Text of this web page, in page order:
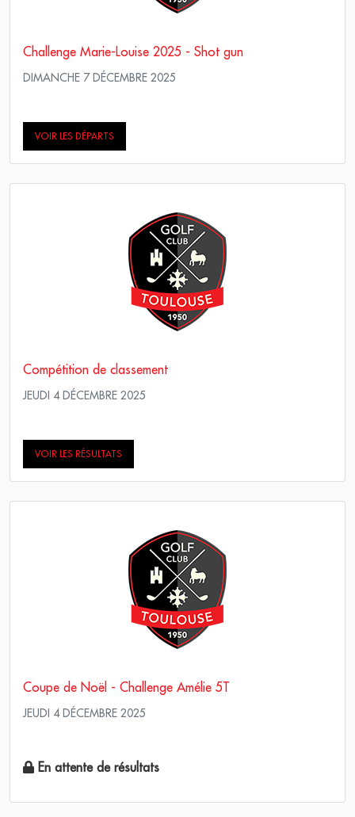
Challenge Marie-Louise 2025 - Shot gun
DIMANCHE 7 DÉCEMBRE 2025
VOIR LES DÉPARTS
Compétition de classement
JEUDI 4 DÉCEMBRE 2025
VOIR LES RÉSULTATS
Coupe de Noël - Challenge Amélie 5T
JEUDI 4 DÉCEMBRE 2025
En attente de résultats